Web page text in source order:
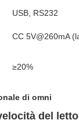
USB, RS232
CC 5V@260mA
≥20%
di omni
del